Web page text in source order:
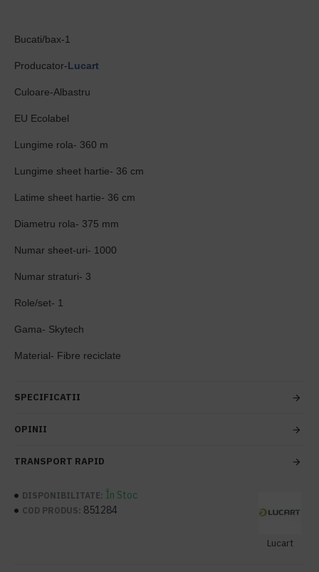
Bucati/bax-1
Producator-Lucart
Culoare-Albastru
EU Ecolabel
Lungime rola- 360 m
Lungime sheet hartie- 36 cm
Latime sheet hartie- 36 cm
Diametru rola- 375 mm
Numar sheet-uri- 1000
Numar straturi- 3
Role/set- 1
Gama- Skytech
Material- Fibre reciclate
SPECIFICATII
OPINII
TRANSPORT RAPID
DISPONIBILITATE: În Stoc
COD PRODUS: 851284
Lucart